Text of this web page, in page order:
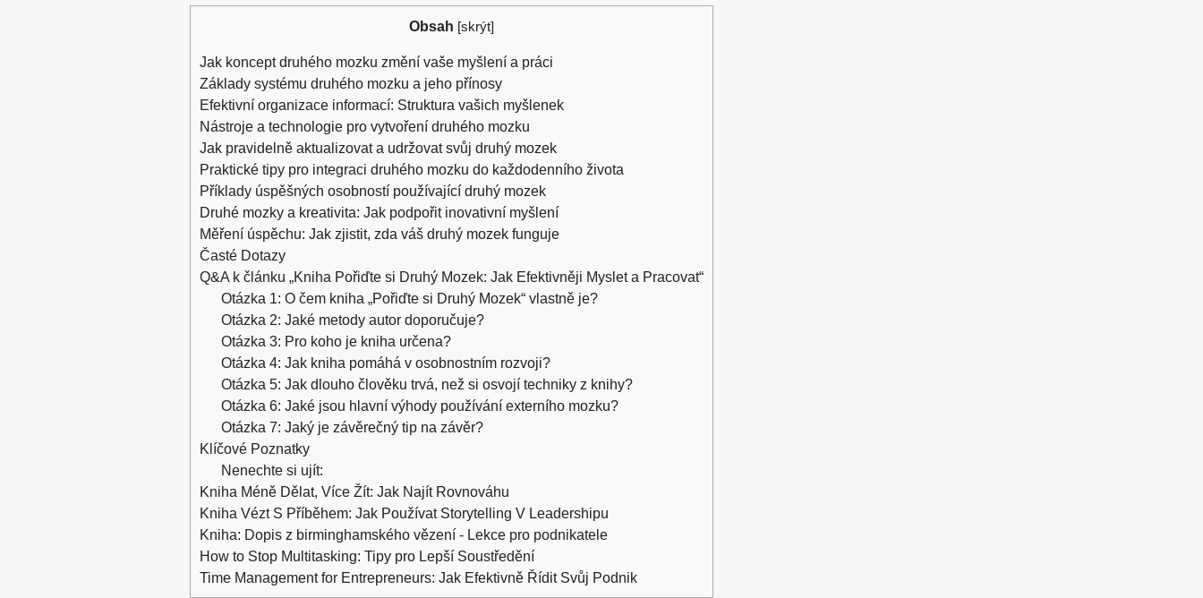
Obsah [skrýt]
Jak ​koncept druhého mozku změní vaše myšlení a ‍práci
Základy systému druhého mozku a jeho⁢ přínosy
Efektivní organizace informací: ​Struktura vašich myšlenek
Nástroje a technologie pro vytvoření druhého mozku
Jak pravidelně aktualizovat a udržovat svůj druhý mozek
Praktické tipy pro integraci druhého mozku do každodenního života
Příklady úspěšných osobností používající druhý mozek
Druhé mozky a kreativita: Jak podpořit inovativní myšlení
Měření úspěchu: Jak ‌zjistit, zda váš druhý mozek funguje
Časté Dotazy
Q&A k článku „Kniha Pořiďte si Druhý Mozek: Jak Efektivněji Myslet a Pracovat“
Otázka 1: O čem​ kniha „Pořiďte si Druhý Mozek“ vlastně je?
Otázka 2: Jaké metody autor doporučuje?
Otázka​ 3: Pro⁣ koho je kniha určena?
Otázka 4: Jak kniha pomáhá v osobnostním rozvoji?
Otázka 5: Jak dlouho člověku trvá, než si osvojí techniky z⁤ knihy?
Otázka 6: Jaké jsou hlavní výhody‌ používání‌ externího mozku?
Otázka 7: Jaký je závěrečný tip na závěr?
Klíčové Poznatky
Nenechte si ujít:
Kniha Méně Dělat, Více Žít: Jak Najít Rovnováhu
Kniha Vézt S Příběhem: Jak Používat Storytelling V Leadershipu
Kniha: Dopis z birminghamského vězení - Lekce pro podnikatele
How to Stop Multitasking: Tipy pro Lepší Soustředění
Time Management for Entrepreneurs: Jak Efektivně Řídit Svůj Podnik